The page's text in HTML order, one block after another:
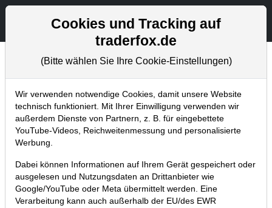
Aktien- und Artikelsuche
Aktuelles
Home Blog Aktuelles
Digitaler Trendfolger-Stammtisch
startet am Montag exklusiv für
TraderFox-Kunden
25.03.2018 um 11:19 Uhr | TraderFox GmbH
Cookies und Tracking auf
traderfox.de
(Bitte wählen Sie Ihre Cookie-Einstellungen)
Wir verwenden notwendige Cookies, damit unsere Website
technisch funktioniert. Mit Ihrer Einwilligung verwenden wir
außerdem Dienste von Partnern, z. B. für eingebettete
YouTube-Videos, Reichweitenmessung und personalisierte
Werbung.
Dabei können Informationen auf Ihrem Gerät gespeichert oder
ausgelesen und Nutzungsdaten an Drittanbieter wie
Google/YouTube oder Meta übermittelt werden. Eine
Verarbeitung kann auch außerhalb der EU/des EWR